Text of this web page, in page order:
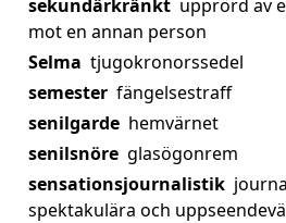
sekundärkränkt upprörd av
mot en annan person
Selma tjugokronorssedel
semester fängelsestraff
senilgarde hemvärnet
senilsnöre glasögonrem
sensationsjournalistik
spektakulära och